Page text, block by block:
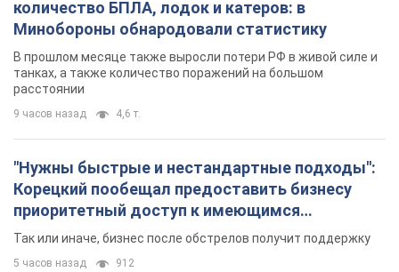
количество БПЛА, лодок и катеров: в
Минобороны обнародовали статистику
В прошлом месяце также выросли потери РФ в живой силе и
танках, а также количество поражений на большом
расстоянии
9 часов назад 4,6 т.
"Нужны быстрые и нестандартные подходы":
Корецкий пообещал предоставить бизнесу
приоритетный доступ к имеющимся
складским помещениям
Так или иначе, бизнес после обстрелов получит поддержку
5 часов назад 912